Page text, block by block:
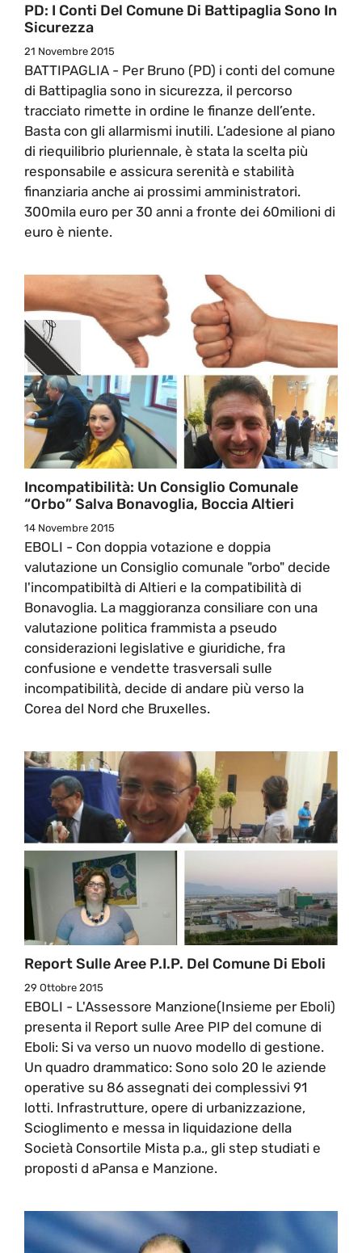
PD: I Conti Del Comune Di Battipaglia Sono In
Sicurezza
21 Novembre 2015
BATTIPAGLIA - Per Bruno (PD) i conti del comune
di Battipaglia sono in sicurezza, il percorso
tracciato rimette in ordine le finanze dell’ente.
Basta con gli allarmismi inutili. L’adesione al piano
di riequilibrio pluriennale, è stata la scelta più
responsabile e assicura serenità e stabilità
finanziaria anche ai prossimi amministratori.
300mila euro per 30 anni a fronte dei 60milioni di
euro è niente.
Incompatibilità: Un Consiglio Comunale
“orbo” Salva Bonavoglia, Boccia Altieri
14 Novembre 2015
EBOLI - Con doppia votazione e doppia
valutazione un Consiglio comunale "orbo" decide
l'incompatibiltà di Altieri e la compatibilità di
Bonavoglia. La maggioranza consiliare con una
valutazione politica frammista a pseudo
considerazioni legislative e giuridiche, fra
confusione e vendette trasversali sulle
incompatibilità, decide di andare più verso la
Corea del Nord che Bruxelles.
Report Sulle Aree P.I.P. Del Comune Di Eboli
29 Ottobre 2015
EBOLI - L'Assessore Manzione(Insieme per Eboli)
presenta il Report sulle Aree PIP del comune di
Eboli: Si va verso un nuovo modello di gestione.
Un quadro drammatico: Sono solo 20 le aziende
operative su 86 assegnati dei complessivi 91
lotti. Infrastrutture, opere di urbanizzazione,
Scioglimento e messa in liquidazione della
Società Consortile Mista p.a., gli step studiati e
proposti d aPansa e Manzione.